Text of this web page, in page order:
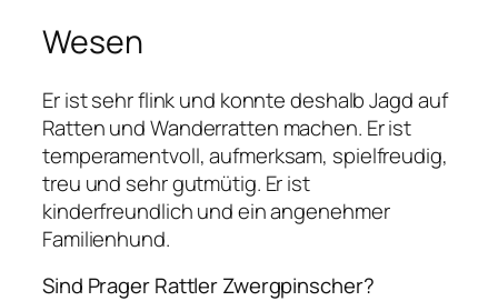
Wesen
Er ist sehr flink und konnte deshalb Jagd auf
Ratten und Wanderratten machen. Er ist
temperamentvoll, aufmerksam, spielfreudig,
treu und sehr gutmütig. Er ist
kinderfreundlich und ein angenehmer
Familienhund.
Sind Prager Rattler Zwergpinscher?